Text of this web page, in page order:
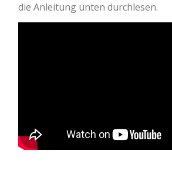
die Anleitung unten durchlesen.